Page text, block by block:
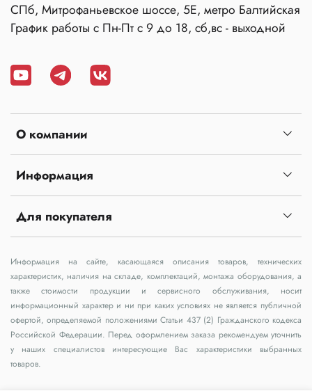
О компании
Информация
Для покупателя
СПб, Митрофаньевское шоссе, 5Е, метро Балтийская
График работы с Пн-Пт с 9 до 18, сб,вс - выходной
Информация на сайте, касающаяся описания товаров, технических
характеристик, наличия на складе, комплектаций, монтажа оборудования, а
также стоимости продукции и сервисного обслуживания, носит
информационный характер и ни при каких условиях не является публичной
офертой, определяемой положениями Статьи 437 (2) Гражданского кодекса
Российской Федерации. Перед оформлением заказа рекомендуем уточнить
у наших специалистов интересующие Вас характеристики выбранных
товаров.